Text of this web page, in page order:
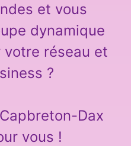
et vous
dynamique
réseau et
?
Dax
vous !